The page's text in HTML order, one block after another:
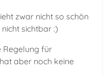
zwar nicht so schön
sichtbar :)
Regelung für
aber noch keine